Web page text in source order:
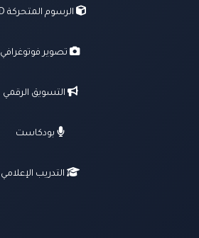
الرسوم المتحركة 3D
تصوير فوتوغرافي
التسويق الرقمي
بودكاست
التدريب الإعلامي